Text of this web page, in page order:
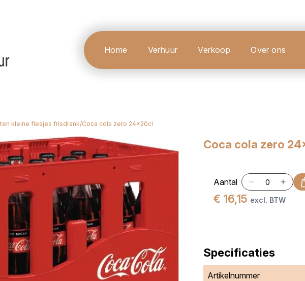
Home Verhuur Verkoop Over ons
kleine flesjes frisdrank/Coca cola zero 24x20cl
Coca cola zero
Aantal
€ 16,15 excl. BTW
Specificaties
Artikelnummer